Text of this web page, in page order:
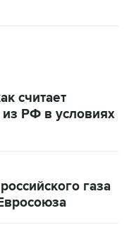
РФ в условиях